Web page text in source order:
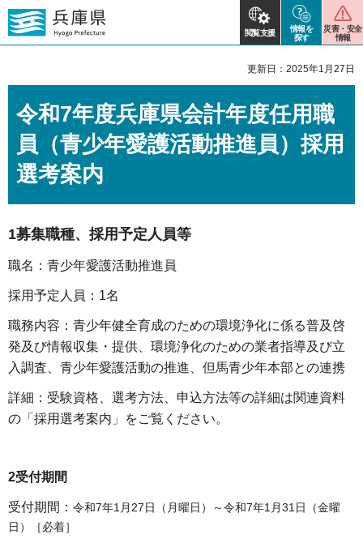
閲覧支援
情報を
探す
災害・安全
情報
更新日：2025年1月27日
令和7年度兵庫県会計年度任用職
員（青少年愛護活動推進員）採用
選考案内
1募集職種、採用予定人員等
職名：青少年愛護活動推進員
採用予定人員：1名
職務内容：青少年健全育成のための環境浄化に係る普及啓
発及び情報収集・提供、環境浄化のための業者指導及び立
入調査、青少年愛護活動の推進、但馬青少年本部との連携
詳細：受験資格、選考方法、申込方法等の詳細は関連資料
の「採用選考案内」をご覧ください。
2受付期間
受付期間： 令和7年1月27日（月曜日）～令和7年1月31日（金曜
日）［必着］